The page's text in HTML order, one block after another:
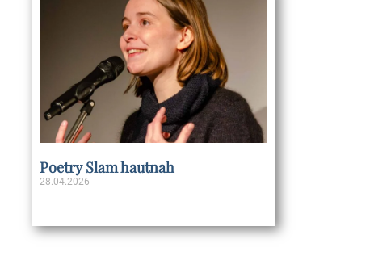
Poetry Slam hautnah
28.04.2026